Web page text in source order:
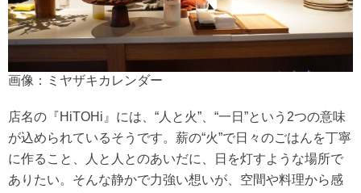
画像：ミヤザキカレンダー
店名の『HiTOHi』には、“人と火”、“一日”という2つの意味
が込められているそうです。薪の“火”で日々のごはんを丁寧
に作ること、人と人とのあいだに、日を灯すような場所で
ありたい。そんな静かで力強い想いが、空間や料理から感